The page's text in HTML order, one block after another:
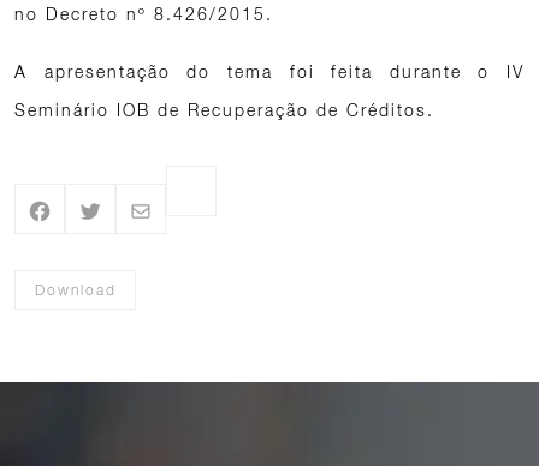
no Decreto nº 8.426/2015.
A apresentação do tema foi feita durante o IV
Seminário IOB de Recuperação de Créditos.
Download